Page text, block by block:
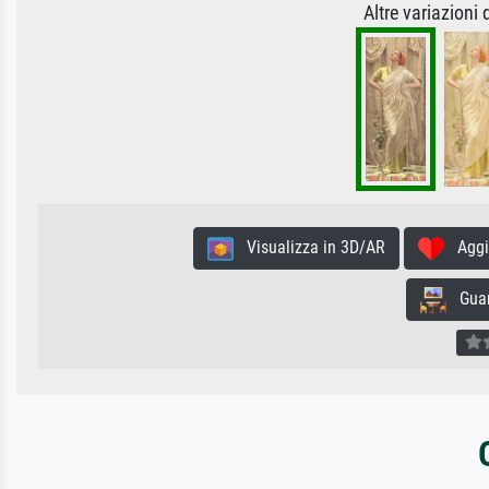
Altre variazioni
Visualizza in 3D/AR